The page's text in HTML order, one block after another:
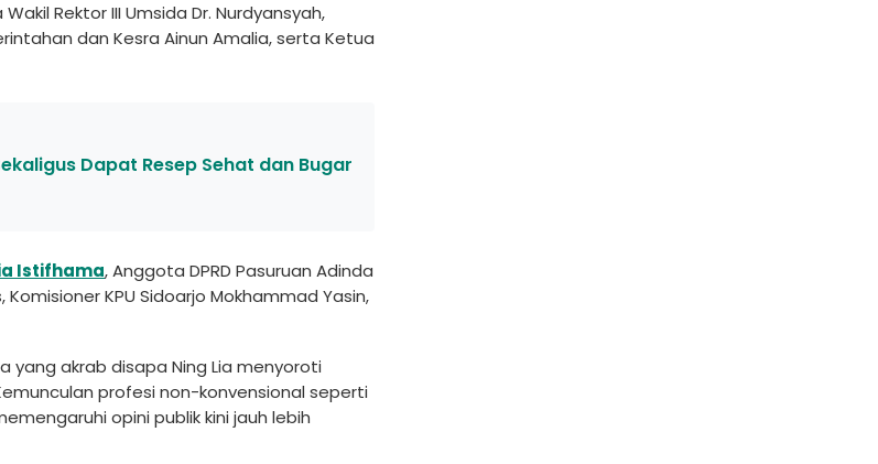
Rektor III Umsida Dr. Nurdyansyah,
dan Kesra Ainun Amalia, serta Ketua
Dapat Resep Sehat dan Bugar
Istifhama, Anggota DPRD Pasuruan Adinda
KPU Sidoarjo Mokhammad Yasin,
yang akrab disapa Ning Lia menyoroti
profesi non-konvensional seperti
opini publik kini jauh lebih